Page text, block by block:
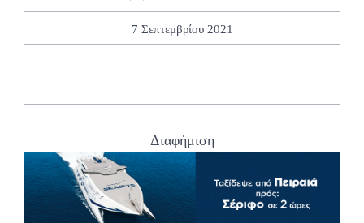
7 Σεπτεμβρίου 2021
Διαφήμιση